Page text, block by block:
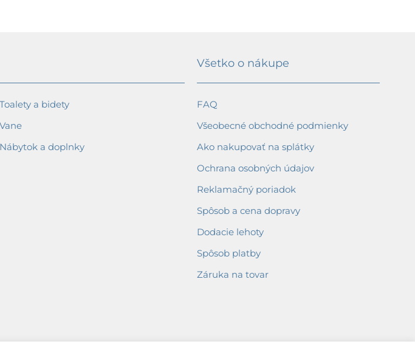
Toalety a bidety
Vane
Nábytok a doplnky
Všetko o nákupe
FAQ
Všeobecné obchodné podmienky
Ako nakupovať na splátky
Ochrana osobných údajov
Reklamačný poriadok
Spôsob a cena dopravy
Dodacie lehoty
Spôsob platby
Záruka na tovar